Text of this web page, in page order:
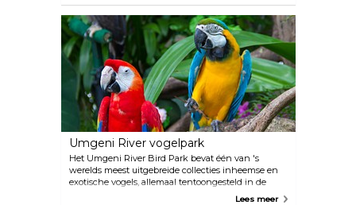
verzameld door de familie Campbell. Mis het
William Campbell meubelmuseum en het Mashu
museum voor etnologie niet.
Umgeni River vogelpark
Het Umgeni River Bird Park bevat één van 's
werelds meest uitgebreide collecties inheemse en
exotische vogels, allemaal tentoongesteld in de
meerdere volières van het park die toegankelijk zijn
Lees meer